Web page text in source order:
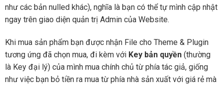
như các bản nulled khác), nghĩa là bạn có thể tự mình cập nhật
ngay trên giao diện quản trị Admin của Website.
Khi mua sản phẩm bạn được nhận File cho Theme & Plugin
tương ứng đã chọn mua, đi kèm với Key bản quyền (thường
là Key đại lý) của mình mua chính chủ từ phía tác giả, giống
như việc bạn bỏ tiền ra mua từ phía nhà sản xuất với giá rẻ mà